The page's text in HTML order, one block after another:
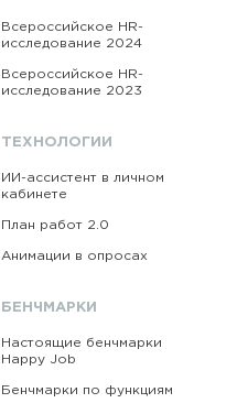
Всероссийское HR-
исследование 2024
Всероссийское HR-
исследование 2023
ТЕХНОЛОГИИ
ИИ-ассистент в личном
кабинете
План работ 2.0
Анимации в опросах
БЕНЧМАРКИ
Настоящие бенчмарки
Happy Job
Бенчмарки по функциям